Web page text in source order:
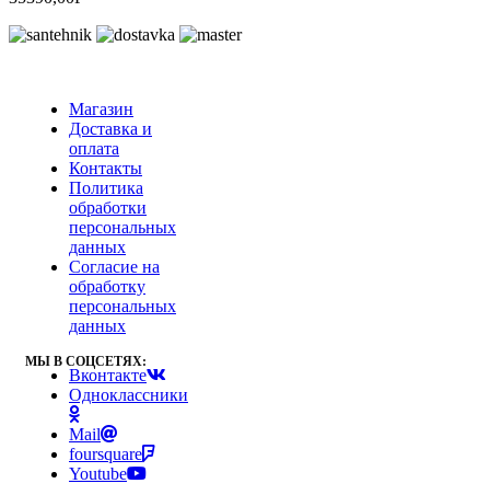
Магазин
Доставка и
оплата
Контакты
Политика
обработки
персональных
данных
Согласие на
обработку
персональных
данных
МЫ В СОЦСЕТЯХ:
Вконтакте
Одноклассники
Mail
foursquare
Youtube